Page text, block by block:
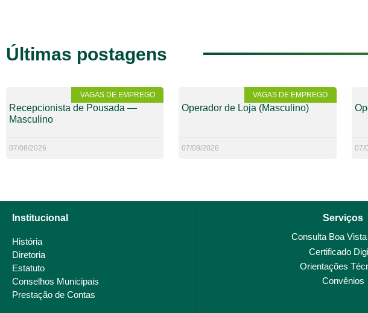
Últimas postagens
VAGAS DE EMPREGO
Recepcionista de Pousada —
Masculino
07/08/2026
VAGAS DE EMPREGO
Operador de Loja (Masculino)
07/08/2026 07/
Institucional
História
Diretoria
Estatuto
Conselhos Municipais
Prestação de Contas
Serviços
Consulta Boa
Certificado
Orientações
Convênios